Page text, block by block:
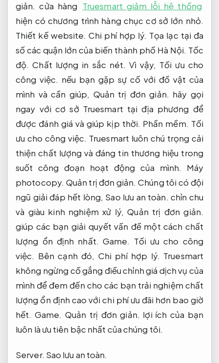
giản. cửa hàng Truesmart giảm lỗi hệ thống
hiện có chương trình hàng chục cơ sở lớn nhỏ.
Thiết kế website. Chi phí hợp lý. Tọa lạc tại đa
số các quận lớn của biến thành phố Hà Nội. Tốc
độ. Chất lượng in sắc nét. Vì vậy, Tối ưu cho
công việc. nếu bạn gặp sự cố với đồ vật của
mình và cần giúp, Quản trị đơn giản. hãy gọi
ngay với cơ sở Truesmart tại địa phương để
được đánh giá và giúp kịp thời. Phần mềm. Tối
ưu cho công việc. Truesmart luôn chú trọng cải
thiện chất lượng và đáng tin thương hiệu trong
suốt công đoạn hoạt động của mình. Máy
photocopy. Quản trị đơn giản. Chúng tôi có đội
ngũ giải đáp hết lòng, Sao lưu an toàn. chỉn chu
và giàu kinh nghiệm xử lý,Quản trị đơn giản.
giúp các bạn giải quyết vấn đề một cách chất
lượng ổn định nhất. Game. Tối ưu cho công
việc. Bên cạnh đó, Chi phí hợp lý. Truesmart
không ngừng cố gắng điều chỉnh giá dịch vụ của
mình để đem đến cho các bạn trải nghiệm chất
lượng ổn định cao với chi phí ưu đãi hơn bao giờ
hết. Game. Quản trị đơn giản. lợi ích của bạn
luôn là ưu tiên bậc nhất của chúng tôi.
Server. Sao lưu an toàn.